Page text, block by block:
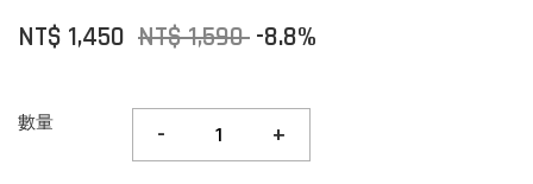
NT$ 1,450 NT$ 1,590 -8.8%
數量 - +